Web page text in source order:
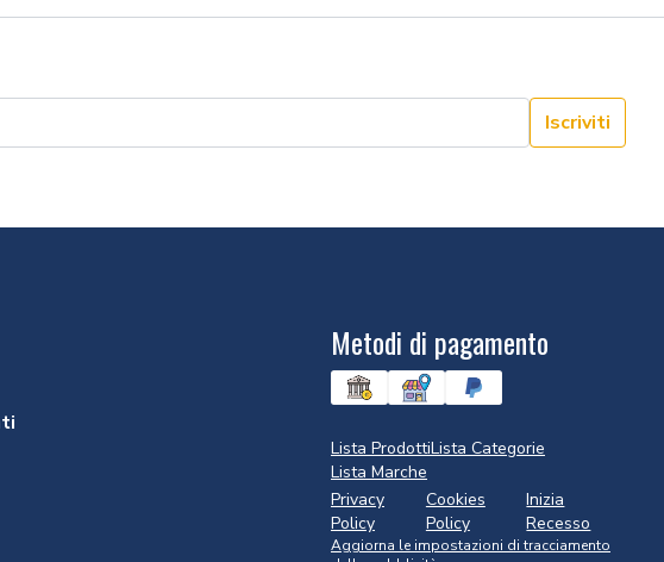
Iscriviti
Metodi di pagamento
Lista ProdottiLista Categorie
Lista Marche
Privacy
Policy
Cookies
Policy
Inizia
Recesso
Aggiorna le impostazioni di tracciamento